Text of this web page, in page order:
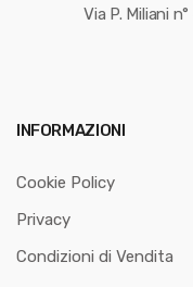
Via P. Miliani
INFORMAZIONI
Cookie Policy
Privacy
Condizioni di Vendita